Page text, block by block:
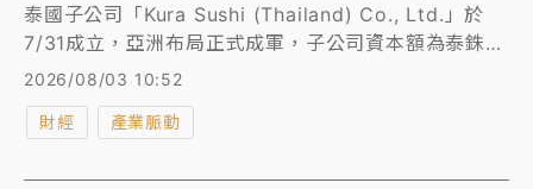
泰國子公司「Kura Sushi (Thailand) Co., Ltd.」於
7/31成立，亞洲布局正式成軍，子公司資本額為泰銖
1400萬，亞洲藏壽司持股49%，本地合作夥伴51%。
可開首家新店。
2026/08/03 10:52
財經 產業脈動